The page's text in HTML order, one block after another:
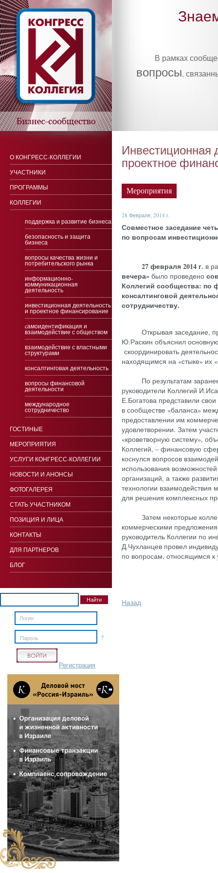
В рамках
вопросы,
Инвестиционная
проектное
Мероприятия
28 Февраля, 2014 г.
Сов­мес­тное за­седа­ние
по воп­ро­сам
27 февраля 2014 г. в
вечера» было проведено
Коллегий сообщества: по
консалтинговой
сотрудничеству.
Открывая заседание,
Ю.Раскин объяснил
скоординировать
находящимся на «стыке» их
По результатам заранее
руководители Коллегий
Е.Богатова представили
в сообществе «баланса»
предоставлении им
удовлетворении. Затем
«кроветворную систему»,
Коллегий, – финансовую
коснулся вопросов
использования
организаций, а также
технологии
для решения комплексных
Затем некоторые
коммерческими
руководитель Коллегии по
Д.Чухланцев провел
по вопросам, относящимся к
Назад
О КОНГРЕСС-КОЛЛЕГИИ
УЧАСТНИКИ
ПРОГРАММЫ
КОЛЛЕГИИ
поддержка и развитие бизнеса
безопасность и защита
бизнеса
вопросы качества жизни и
потребительского рынка
информационно-
коммуникационная
деятельность
инвестиционная деятельность
и проектное финансирование
cамоидентификация и
взаимодействие с обществом
взаимодействие с властными
структурами
консалтинговая деятельность
вопросы финансовой
деятельности
международное
сотрудничество
ГОСТИНЫЕ
МЕРОПРИЯТИЯ
УСЛУГИ КОНГРЕСС-КОЛЛЕГИИ
НОВОСТИ И АНОНСЫ
ФОТОГАЛЕРЕЯ
СТАТЬ УЧАСТНИКОМ
ПОЗИЦИЯ И ЛИЦА
КОНТАКТЫ
ДЛЯ ПАРТНЕРОВ
БЛОГ
?
Пароль
Регистрация